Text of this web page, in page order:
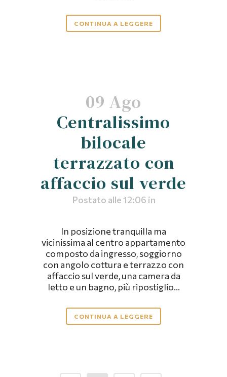
CONTINUA A LEGGERE
09 Ago
Centralissimo
bilocale
terrazzato con
affaccio sul verde
Postato alle 12:06 in
In posizione tranquilla ma
vicinissima al centro appartamento
composto da ingresso, soggiorno
con angolo cottura e terrazzo con
affaccio sul verde, una camera da
letto e un bagno, più ripostiglio...
CONTINUA A LEGGERE